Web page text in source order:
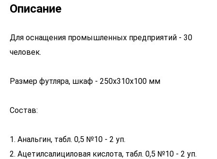
Описание
Для оснащения промышленных предприятий - 30
человек.
Размер футляра, шкаф - 250х310х100 мм
Состав:
1. Анальгин, табл. 0,5 №10 - 2 уп.
2. Ацетилсалициловая кислота, табл. 0,5 №10 - 2 уп.